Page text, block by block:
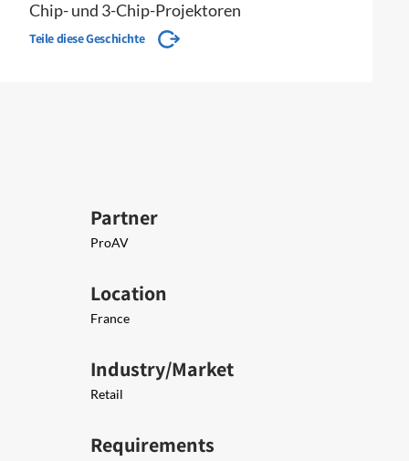
Chip- und 3-Chip-Projektoren
Teile diese Geschichte
Partner
ProAV
Location
France
Industry/Market
Retail
Requirements